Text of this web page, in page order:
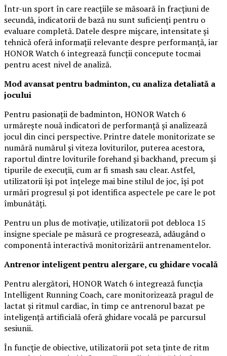
Într-un sport în care reacțiile se măsoară în fracțiuni de
secundă, indicatorii de bază nu sunt suficienți pentru o
evaluare completă. Datele despre mișcare, intensitate și
tehnică oferă informații relevante despre performanță, iar
HONOR Watch 6 integrează funcții concepute tocmai
pentru acest nivel de analiză.
Mod avansat pentru badminton, cu analiza detaliată a
jocului
Pentru pasionații de badminton, HONOR Watch 6
urmărește nouă indicatori de performanță și analizează
jocul din cinci perspective. Printre datele monitorizate se
numără numărul și viteza loviturilor, puterea acestora,
raportul dintre loviturile forehand și backhand, precum și
tipurile de execuții, cum ar fi smash sau clear. Astfel,
utilizatorii își pot înțelege mai bine stilul de joc, își pot
urmări progresul și pot identifica aspectele pe care le pot
îmbunătăți.
Pentru un plus de motivație, utilizatorii pot debloca 15
insigne speciale pe măsură ce progresează, adăugând o
componentă interactivă monitorizării antrenamentelor.
Antrenor inteligent pentru alergare, cu ghidare vocală
Pentru alergători, HONOR Watch 6 integrează funcția
Intelligent Running Coach, care monitorizează pragul de
lactat și ritmul cardiac, în timp ce antrenorul bazat pe
inteligență artificială oferă ghidare vocală pe parcursul
sesiunii.
În funcție de obiective, utilizatorii pot seta ținte de ritm